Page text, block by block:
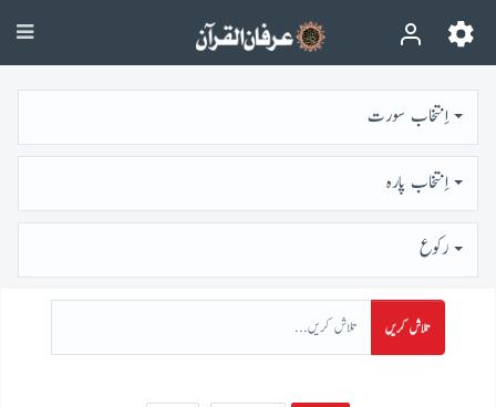
اِنتخاب سورت
اِنتخاب پارہ
رُكوع
تلاش کریں